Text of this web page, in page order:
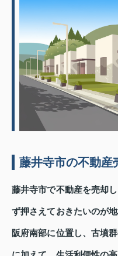
藤井寺市の不動産
藤井寺市で不動産を売却
ず押さえておきたいのが
阪府南部に位置し、古墳